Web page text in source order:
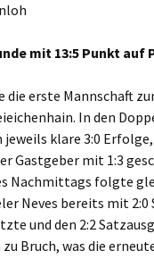
mit 13:5 Punkt auf
erste Mannschaft
In den
klare 3:0
Gastgeber mit 1:3
Nachmittags folgte
Neves bereits mit 2:0
und den 2:2
Bruch, was die